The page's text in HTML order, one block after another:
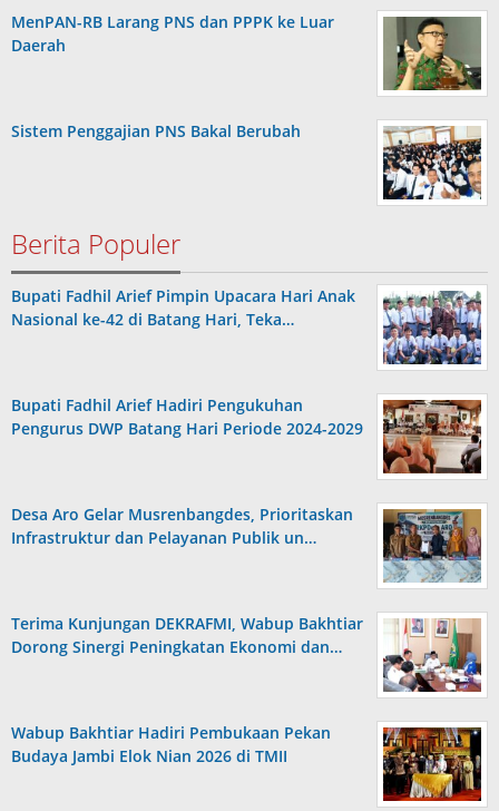
MenPAN-RB Larang PNS dan PPPK ke Luar
Daerah
Sistem Penggajian PNS Bakal Berubah
Berita Populer
Bupati Fadhil Arief Pimpin Upacara Hari Anak
Nasional ke-42 di Batang Hari, Teka…
Bupati Fadhil Arief Hadiri Pengukuhan
Pengurus DWP Batang Hari Periode 2024-2029
Desa Aro Gelar Musrenbangdes, Prioritaskan
Infrastruktur dan Pelayanan Publik un…
Terima Kunjungan DEKRAFMI, Wabup Bakhtiar
Dorong Sinergi Peningkatan Ekonomi dan…
Wabup Bakhtiar Hadiri Pembukaan Pekan
Budaya Jambi Elok Nian 2026 di TMII